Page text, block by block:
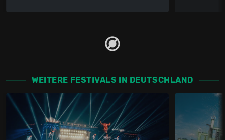
WEITERE FESTIVALS IN DEUTSCHLAND